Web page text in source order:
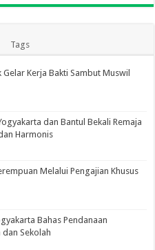
Tags
Kerja Bakti Sambut Muswil
dan Bantul Bekali Remaja
Harmonis
Melalui Pengajian Khusus
Bahas Pendanaan
Sekolah